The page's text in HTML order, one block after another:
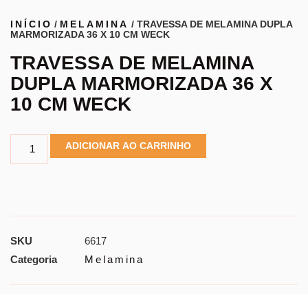
INÍCIO / MELAMINA / TRAVESSA DE MELAMINA DUPLA
MARMORIZADA 36 X 10 CM WECK
TRAVESSA DE MELAMINA
DUPLA MARMORIZADA 36 X
10 CM WECK
ADICIONAR AO CARRINHO
SKU
6617
Categoria
Melamina